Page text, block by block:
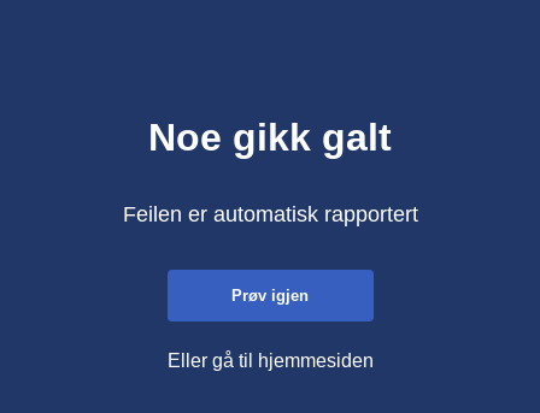
Noe gikk galt
Feilen er automatisk rapportert
Prøv igjen
Eller gå til hjemmesiden